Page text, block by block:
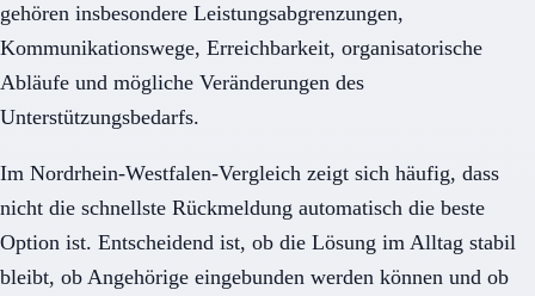
gehören insbesondere Leistungsabgrenzungen,
Kommunikationswege, Erreichbarkeit, organisatorische
Abläufe und mögliche Veränderungen des
Unterstützungsbedarfs.
Im Nordrhein-Westfalen-Vergleich zeigt sich häufig, dass
nicht die schnellste Rückmeldung automatisch die beste
Option ist. Entscheidend ist, ob die Lösung im Alltag stabil
bleibt, ob Angehörige eingebunden werden können und ob